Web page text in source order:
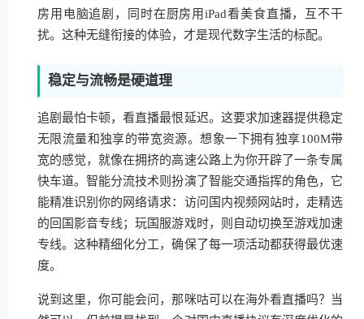
房用电脑追剧，同时在厨房用iPad看美食直播，互不干
扰。这种无缝衔接的体验，才是现代数字生活的标配。
稳定与流畅是硬道理
追剧最怕卡顿，看直播最恨延迟。这要求加速器提供稳定
无限流量和独享的带宽资源。想象一下拥有独享100M带
宽的感觉，就像在拥挤的高速公路上为你开辟了一条专属
快车道。智能分流技术则扮演了智能交通指挥的角色，它
能精准识别你的网络请求：访问国内视频网站时，走精选
的回国影音专线；玩国服游戏时，则自动切换至游戏加速
专线。这种精细化分工，确保了每一项活动都获得最优速
度。
说到这里，你可能会问，那咪咕可以在海外看直播吗？当